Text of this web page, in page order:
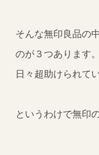
そんな無印良品の
のが３つあります
日々超助けられて
というわけで無印